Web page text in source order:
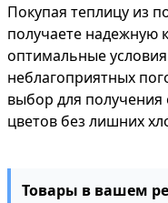
Покупая теплицу из
получаете надежную
оптимальные
неблагоприятных
выбор для
цветов без лишних
Товары в вашем